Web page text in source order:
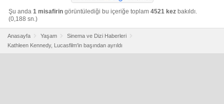
Şu anda 1 misafirin görüntülediği bu içeriğe toplam 4521 kez bakıldı.
(0,188 sn.)
Anasayfa Yaşam
Sinema ve Dizi Haberleri
Kathleen Kennedy, Lucasfilm'in başından ayrıldı